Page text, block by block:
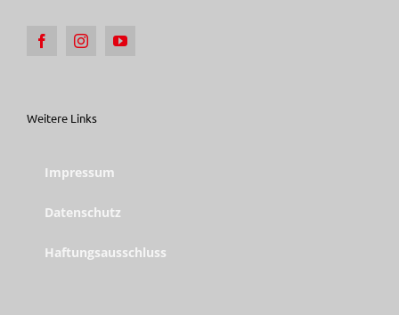
Weitere Links
Impressum
Datenschutz
Haftungsausschluss